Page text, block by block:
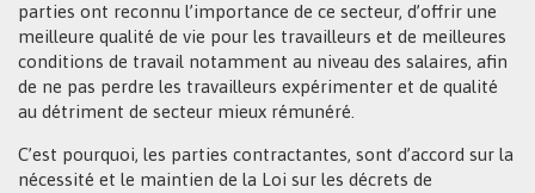
parties ont reconnu l’importance de ce secteur, d’offrir une
meilleure qualité de vie pour les travailleurs et de meilleures
conditions de travail notamment au niveau des salaires, afin
de ne pas perdre les travailleurs expérimenter et de qualité
au détriment de secteur mieux rémunéré.
C’est pourquoi, les parties contractantes, sont d’accord sur la
nécessité et le maintien de la Loi sur les décrets de